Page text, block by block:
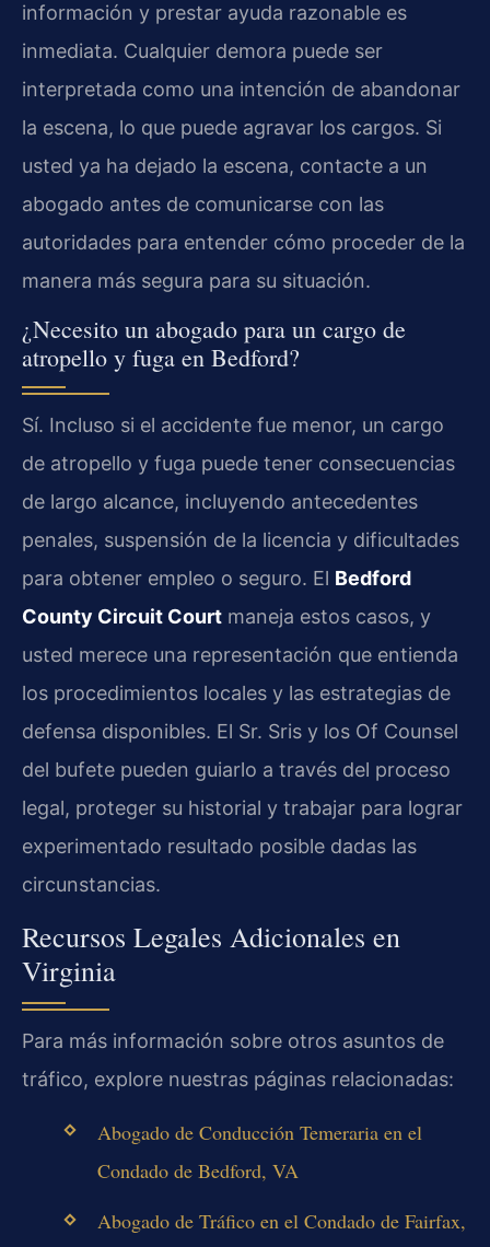
información y prestar ayuda razonable es
inmediata. Cualquier demora puede ser
interpretada como una intención de abandonar
la escena, lo que puede agravar los cargos. Si
usted ya ha dejado la escena, contacte a un
abogado antes de comunicarse con las
autoridades para entender cómo proceder de la
manera más segura para su situación.
¿Necesito un abogado para un cargo de
atropello y fuga en Bedford?
Sí. Incluso si el accidente fue menor, un cargo
de atropello y fuga puede tener consecuencias
de largo alcance, incluyendo antecedentes
penales, suspensión de la licencia y dificultades
para obtener empleo o seguro. El Bedford
County Circuit Court maneja estos casos, y
usted merece una representación que entienda
los procedimientos locales y las estrategias de
defensa disponibles. El Sr. Sris y los Of Counsel
del bufete pueden guiarlo a través del proceso
legal, proteger su historial y trabajar para lograr
experimentado resultado posible dadas las
circunstancias.
Recursos Legales Adicionales en
Virginia
Para más información sobre otros asuntos de
tráfico, explore nuestras páginas relacionadas:
Abogado de Conducción Temeraria en el
Condado de Bedford, VA
Abogado de Tráfico en el Condado de Fairfax,